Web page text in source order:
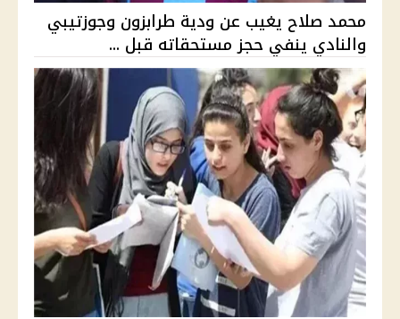
محمد صلاح يغيب عن ودية طرابزون وجوزتيبي
والنادي ينفي حجز مستحقاته قبل ...